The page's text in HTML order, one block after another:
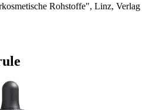
Rohstoffe", Linz, Verlag